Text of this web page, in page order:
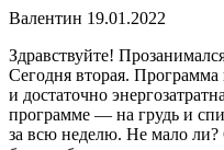
Валентин 19.01.2022
Здравствуйте!
Сегодня вторая.
и достаточно
программе — на грудь и
за всю неделю. Не мало